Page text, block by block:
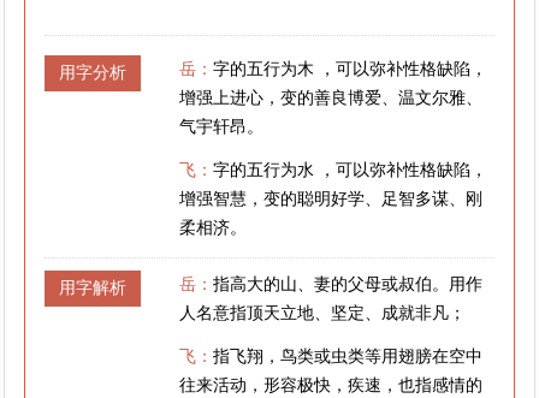
用字分析 岳：字的五行为木 ，可以弥补性格缺陷，
增强上进心，变的善良博爱、温文尔雅、
气宇轩昂。
飞：字的五行为水 ，可以弥补性格缺陷，
增强智慧，变的聪明好学、足智多谋、刚
柔相济。
用字解析 岳：指高大的山、妻的父母或叔伯。用作
人名意指顶天立地、坚定、成就非凡；
飞：指飞翔，鸟类或虫类等用翅膀在空中
往来活动，形容极快，疾速，也指感情的